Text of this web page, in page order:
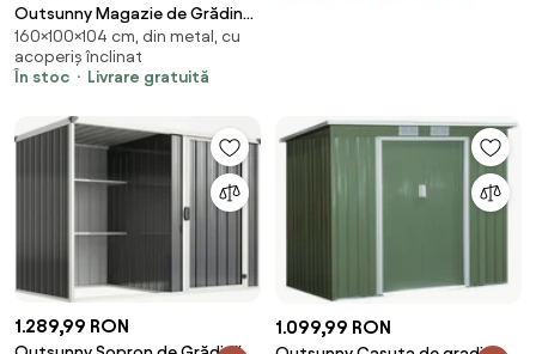
Outsunny Magazie de Grădină
0,92m² din Oțel Galvanizat,
Depozit pentru Unelte cu Ușă
Blocabilă, Acoperiș Înclinat,
Aosom Romania
160×100×104 cm, din metal, cu
acoperiș înclinat
În stoc
Livrare gratuită
1.289,99 RON 1.099,99 RON